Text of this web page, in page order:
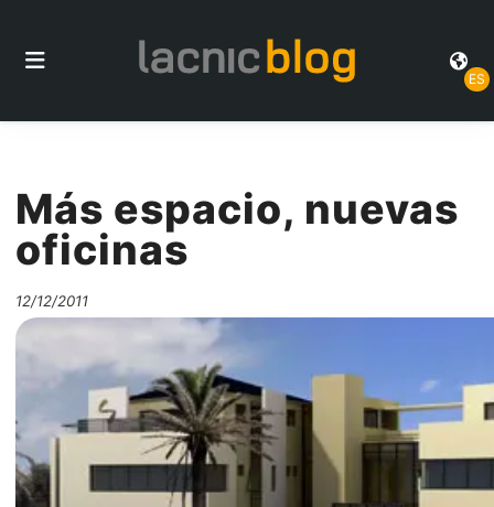
ES
Más espacio, nuevas
oficinas
12/12/2011